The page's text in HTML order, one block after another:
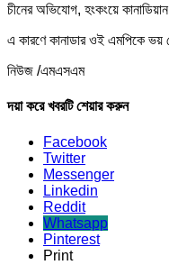
চীনের অভিযোগ, হংকংয়ে
এ কারণে কানাডার ওই এমপিকে ভয়
নিউজ /এমএসএম
দয়া করে খবরটি শেয়ার করুন
Facebook
Twitter
Messenger
Linkedin
Reddit
Whatsapp
Pinterest
Print